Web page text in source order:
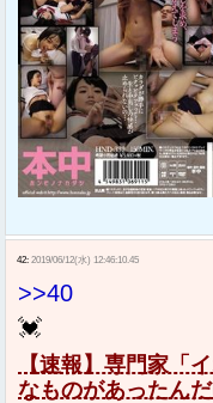
42: 2019/06/12(水) 12:46:10.45
>>40
💓
【速報】専門家「
なものがあったん